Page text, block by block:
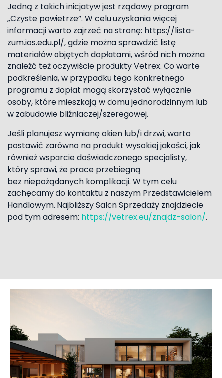
Jedną z takich inicjatyw jest rządowy program
„Czyste powietrze”. W celu uzyskania więcej
informacji warto zajrzeć na stronę: https://lista-
zum.ios.edu.pl/, gdzie można sprawdzić listę
materiałów objętych dopłatami, wśród nich można
znaleźć też oczywiście produkty Vetrex. Co warte
podkreślenia, w przypadku tego konkretnego
programu z dopłat mogą skorzystać wyłącznie
osoby, które mieszkają w domu jednorodzinnym lub
w zabudowie bliźniaczej/szeregowej.
Jeśli planujesz wymianę okien lub/i drzwi, warto
postawić zarówno na produkt wysokiej jakości, jak
również wsparcie doświadczonego specjalisty,
który sprawi, że prace przebiegną
bez niepożądanych komplikacji. W tym celu
zachęcamy do kontaktu z naszym Przedstawicielem
Handlowym. Najbliższy Salon Sprzedaży znajdziecie
pod tym adresem: https://vetrex.eu/znajdz-salon/.